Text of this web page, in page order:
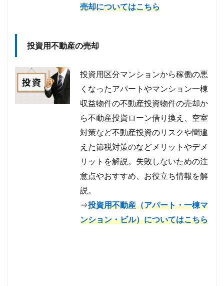
売却についてはこちら
投資用不動産の売却
投資用区分マンションから稼働の悪
くなったアパートやマンション一棟
収益物件の不動産投資物件の売却か
ら不動産投資ローン借り換え、空室
対策など不動産投資のリスクや間違
えた節税対策のなどメリットやデメ
リットを解説。失敗しないための注
意点やおすすめ、お役立ち情報を解
説。
⇒投資用不動産（アパート・一棟マ
ンション・ビル）についてはこちら